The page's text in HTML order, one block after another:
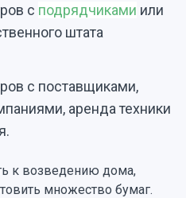
с подрядчиками или
штата
с поставщиками,
аренда техники
к возведению дома,
множество бумаг.